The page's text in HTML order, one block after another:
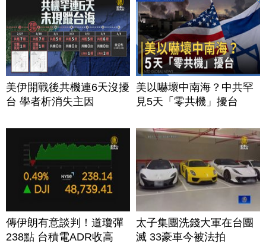
美伊開戰後共機連6天沒擾
台 學者析消失主因
美以嚇壞中南海？中共罕
見5天「零共機」擾台
傳伊朗有意談判！道瓊彈
238點 台積電ADR收高
太子集團洗錢大軍在台團
滅 33豪車今被法拍